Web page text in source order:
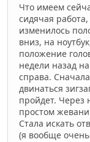
Что имеем
сидячая
изменилось
вниз, на
положение
недели назад
справа.
двинаться
пройдет. Через
простом
Стала искать
(я вообще